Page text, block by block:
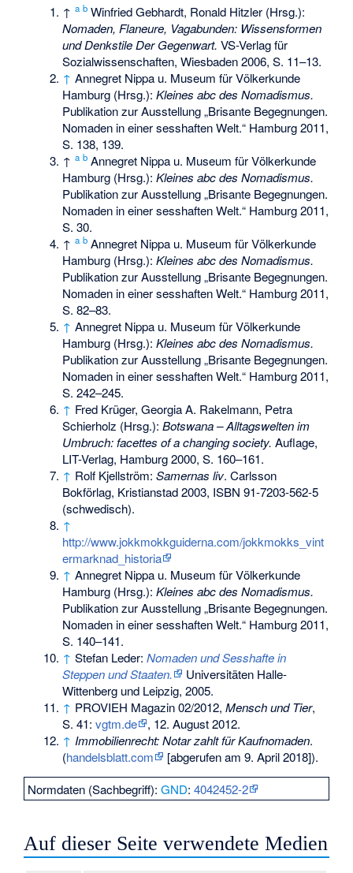
↑a b Winfried Gebhardt, Ronald Hitzler (Hrsg.):
Nomaden, Flaneure, Vagabunden: Wissensformen
und Denkstile Der Gegenwart. VS-Verlag für
Sozialwissenschaften, Wiesbaden 2006, S. 11–13.
↑ Annegret Nippa u. Museum für Völkerkunde
Hamburg (Hrsg.):Kleines abc des Nomadismus.
Publikation zur Ausstellung „Brisante Begegnungen.
Nomaden in einer sesshaften Welt.“ Hamburg 2011,
S. 138, 139.
↑a b Annegret Nippa u. Museum für Völkerkunde
Hamburg (Hrsg.):Kleines abc des Nomadismus.
Publikation zur Ausstellung „Brisante Begegnungen.
Nomaden in einer sesshaften Welt.“ Hamburg 2011,
S. 30.
↑a b Annegret Nippa u. Museum für Völkerkunde
Hamburg (Hrsg.):Kleines abc des Nomadismus.
Publikation zur Ausstellung „Brisante Begegnungen.
Nomaden in einer sesshaften Welt.“ Hamburg 2011,
S. 82–83.
↑ Annegret Nippa u. Museum für Völkerkunde
Hamburg (Hrsg.):Kleines abc des Nomadismus.
Publikation zur Ausstellung „Brisante Begegnungen.
Nomaden in einer sesshaften Welt.“ Hamburg 2011,
S. 242–245.
↑ Fred Krüger, Georgia A. Rakelmann, Petra
Schierholz (Hrsg.):Botswana – Alltagswelten im
Umbruch: facettes of a changing society. Auflage,
LIT-Verlag, Hamburg 2000, S. 160–161.
↑ Rolf Kjellström:Samernas liv. Carlsson
Bokförlag, Kristianstad 2003, ISBN 91-7203-562-5
(schwedisch).
↑
http://www.jokkmokkguiderna.com/jokkmokks_vint
ermarknad_historia
↑ Annegret Nippa u. Museum für Völkerkunde
Hamburg (Hrsg.):Kleines abc des Nomadismus.
Publikation zur Ausstellung „Brisante Begegnungen.
Nomaden in einer sesshaften Welt.“ Hamburg 2011,
S. 140–141.
↑ Stefan Leder:Nomaden und Sesshafte in
Steppen und Staaten.
Universitäten Halle-
Wittenberg und Leipzig, 2005.
↑ PROVIEH Magazin 02/2012,Mensch und Tier,
S. 41:vgtm.de
, 12. August 2012.
↑ Immobilienrecht: Notar zahlt für Kaufnomaden.
(handelsblatt.com
[abgerufen am 9. April 2018]).
Normdaten (Sachbegriff):GND:4042452-2
Auf dieser Seite verwendete Medien